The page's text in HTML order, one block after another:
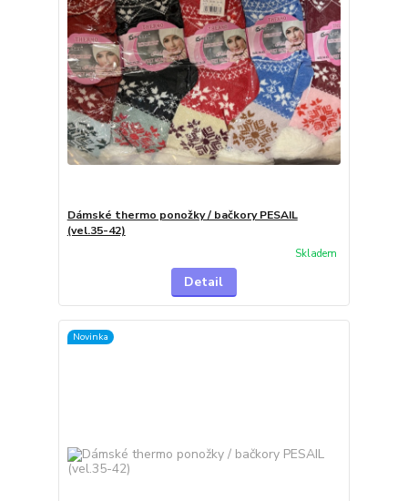
Dámské thermo ponožky / bačkory PESAIL
(vel.35-42)
Skladem
Detail
Novinka